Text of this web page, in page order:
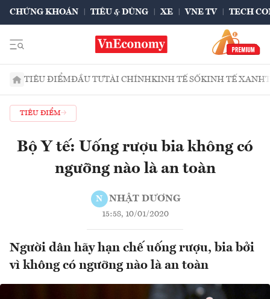
CHỨNG KHOÁN TIÊU & DÙNG XE VNE TV TECH
TIÊU ĐIỂMĐẦU TƯTÀI CHÍNHKINH TẾ SỐKINH TẾ XANH
TIÊU ĐIỂM
Bộ Y tế: Uống rượu bia không có
ngưỡng nào là an toàn
N NHẬT DƯƠNG
15:58, 10/01/2020
Người dân hãy hạn chế uống rượu, bia bởi
vì không có ngưỡng nào là an toàn